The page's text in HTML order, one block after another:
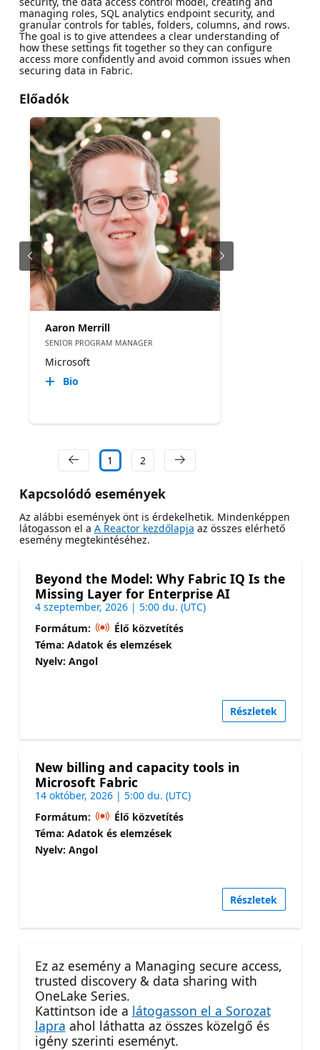
managing roles, SQL analytics endpoint security, and
granular controls for tables, folders, columns, and rows.
The goal is to give attendees a clear understanding of
how these settings fit together so they can configure
access more confidently and avoid common issues when
securing data in Fabric.
Előadók
Aaron Merrill
SENIOR PROGRAM MANAGER
Microsoft
Bio
1 2
Kapcsolódó események
Az alábbi események önt is érdekelhetik. Mindenképpen
látogasson el a A Reactor kezdőlapja az összes elérhető
esemény megtekintéséhez.
Beyond the Model: Why Fabric IQ Is the
Missing Layer for Enterprise AI
4 szeptember, 2026 | 5:00 du. (UTC)
Formátum:
Élő közvetítés
Téma: Adatok és elemzések
Nyelv: Angol
Részletek
New billing and capacity tools in
Microsoft Fabric
14 október, 2026 | 5:00 du. (UTC)
Formátum:
Élő közvetítés
Téma: Adatok és elemzések
Nyelv: Angol
Részletek
Ez az esemény a Managing secure access,
trusted discovery & data sharing with
OneLake Series.
Kattintson ide a látogasson el a Sorozat
lapra ahol láthatta az összes közelgő és
igény szerinti eseményt.